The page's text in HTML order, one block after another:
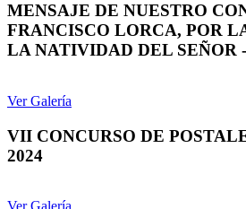
MENSAJE DE NUESTRO
FRANCISCO LORCA, POR
LA NATIVIDAD DEL SEÑOR
Ver Galería
VII CONCURSO DE
2024